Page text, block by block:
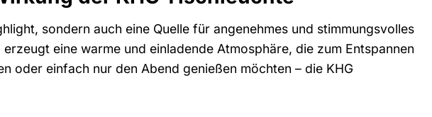
sondern auch eine Quelle für angenehmes und stimmungsvolles
eine warme und einladende Atmosphäre, die zum Entspannen
oder einfach nur den Abend genießen möchten – die KHG